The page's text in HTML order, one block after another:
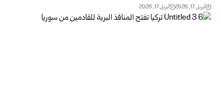
أبريل 17, 2026 أبريل 17, 2026